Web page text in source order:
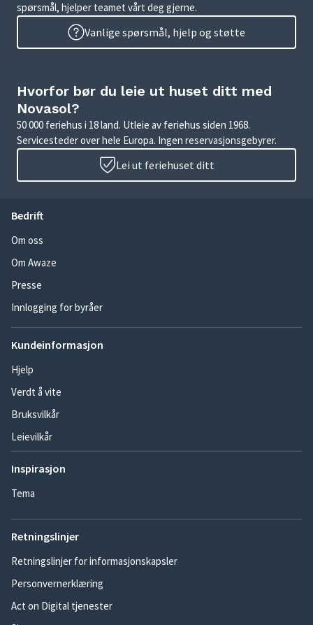
spørsmål, hjelper teamet vårt deg gjerne.
Vanlige spørsmål, hjelp og støtte
Hvorfor bør du leie ut huset ditt med
Novasol?
50 000 feriehus i 18 land. Utleie av feriehus siden 1968.
Servicesteder over hele Europa. Ingen reservasjonsgebyrer.
Lei ut feriehuset ditt
Bedrift
Om oss
Om Awaze
Presse
Innlogging for byråer
Kundeinformasjon
Hjelp
Verdt å vite
Bruksvilkår
Leievilkår
Inspirasjon
Tema
Retningslinjer
Retningslinjer for informasjonskapsler
Personvernerklæring
Act on Digital tjenester